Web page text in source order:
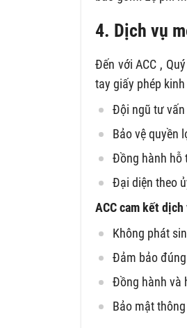
4. Dịch vụ
Đến với ACC ,
tay giấy phép
Đội ngũ tư vấn
Bảo vệ quyền
Đồng hành hỗ
Đại diện theo
ACC cam kết dịch
Không phát
Đảm bảo
Đồng hành và
Bảo mật